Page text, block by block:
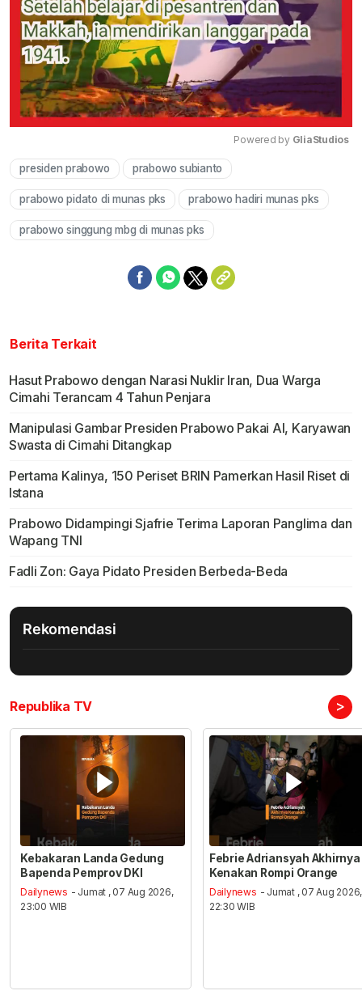
Powered by GliaStudios
presiden prabowo prabowo subianto
prabowo pidato di munas pks prabowo hadiri munas pks
prabowo singgung mbg di munas pks
Berita Terkait
Hasut Prabowo dengan Narasi Nuklir Iran, Dua Warga
Cimahi Terancam 4 Tahun Penjara
Manipulasi Gambar Presiden Prabowo Pakai AI, Karyawan
Swasta di Cimahi Ditangkap
Pertama Kalinya, 150 Periset BRIN Pamerkan Hasil Riset di
Istana
Prabowo Didampingi Sjafrie Terima Laporan Panglima dan
Wapang TNI
Fadli Zon: Gaya Pidato Presiden Berbeda-Beda
Rekomendasi
Republika TV >
Kebakaran Landa Gedung
Bapenda Pemprov DKI
Dailynews - Jumat , 07 Aug 2026,
23:00 WIB
Febrie Adriansyah Akhirnya
Kenakan Rompi Orange
Dailynews - Jumat , 07 Aug 2026,
22:30 WIB